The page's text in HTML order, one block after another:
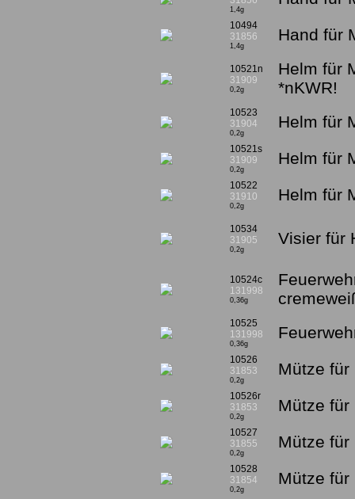
1,4g
10494
31856
1,4g
Hand für
10521n
31909
0,2g
Helm für
*nKWR!
10523
31904
0,2g
Helm für
10521s
31909
0,2g
Helm für
10522
31910
0,2g
Helm für
10534
31905
0,2g
Visier für
10524c
131998
0,36g
10525
131998
0,36g
10526
31853
0,2g
Mütze für
10526r
31853
0,2g
Mütze für
10527
31855
0,2g
Mütze für
10528
31854
0,2g
Mütze für